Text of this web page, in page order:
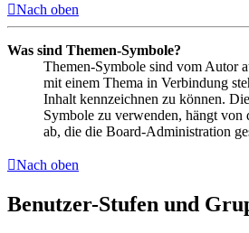
Nach oben
Was sind Themen-Symbole?
Themen-Symbole sind vom Autor
mit einem Thema in Verbindung
Inhalt kennzeichnen zu können.
Symbole zu verwenden, hängt von
ab, die die Board-Administration
Nach oben
Benutzer-Stufen und